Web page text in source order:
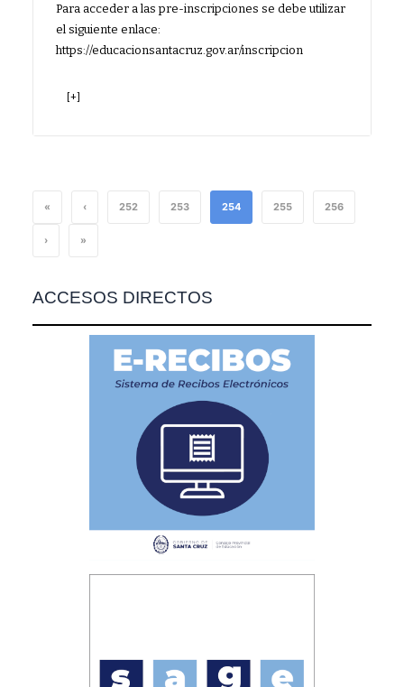
Para acceder a las pre-inscripciones se debe utilizar
el siguiente enlace:
https://educacionsantacruz.gov.ar/inscripcion
[+]
« ‹ 252 253 254 255 256
› »
ACCESOS DIRECTOS